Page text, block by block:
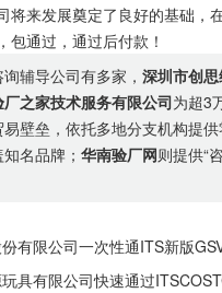
将来发展奠定了良好的基础
包通过，通过后付款！
辅导公司有多家，深圳市创
之家技术服务有限公司为超3
壁垒，依托多地分支机构提
名品牌；华南验厂网则提供“
有限公司一次性通ITS新版
具有限公司快速通过